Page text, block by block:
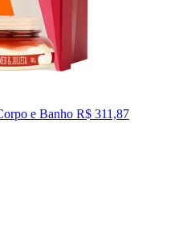
e Banho R$ 311,87